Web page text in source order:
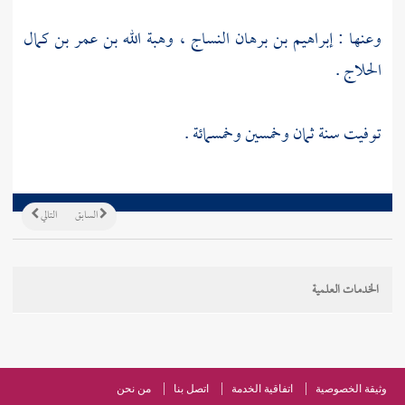
وعنها :إبراهيم بن برهان النساج ، وهبة الله بن عمر بن كمال
الحلاج.
توفيت سنة ثمان وخمسين وخمسمائة .
التالي السابق
الخدمات العلمية
وثيقة الخصوصية اتفاقية الخدمة اتصل بنا من نحن